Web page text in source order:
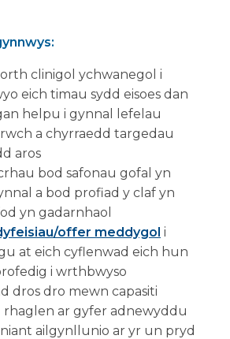
clinigol ychwanegol i
eich timau sydd eisoes dan
helpu i gynnal lefelau
a chyrraedd targedau
aros
bod safonau gofal yn
a bod profiad y claf yn
yn gadarnhaol
offer meddygol i
at eich cyflenwad eich hun
i wrthbwyso
dros dro mewn capasiti
ar gyfer adnewyddu
ailgynllunio ar yr un pryd